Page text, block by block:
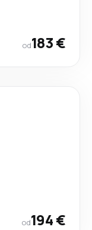
od183 €
od194 €